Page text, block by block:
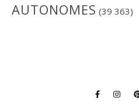
AUTONOMES (39 363)